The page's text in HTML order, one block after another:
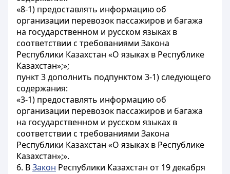
«8-1) предоставлять информацию об
организации перевозок пассажиров и багажа
на государственном и русском языках в
соответствии с требованиями Закона
Республики Казахстан «О языках в Республике
Казахстан»;»;
пункт 3 дополнить подпунктом 3-1) следующего
содержания:
«3-1) предоставлять информацию об
организации перевозок пассажиров и багажа
на государственном и русском языках в
соответствии с требованиями Закона
Республики Казахстан «О языках в Республике
Казахстан»;».
6. ВЗакон Республики Казахстан от 19 декабря